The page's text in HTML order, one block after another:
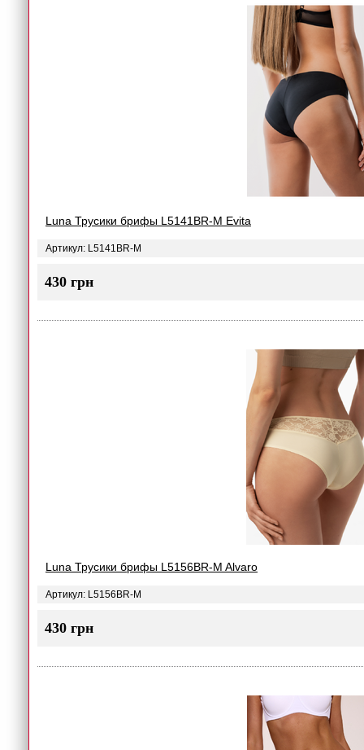
Luna Трусики брифы L5141BR-M Evita
Артикул: L5141BR-M
430 грн
Luna Трусики брифы L5156BR-M Alvaro
Артикул: L5156BR-M
430 грн